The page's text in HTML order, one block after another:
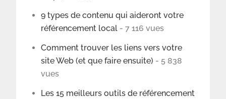
9 types de contenu qui aideront votre
référencement local - 7 116 vues
Comment trouver les liens vers votre
site Web (et que faire ensuite) - 5 838
vues
Les 15 meilleurs outils de référencement